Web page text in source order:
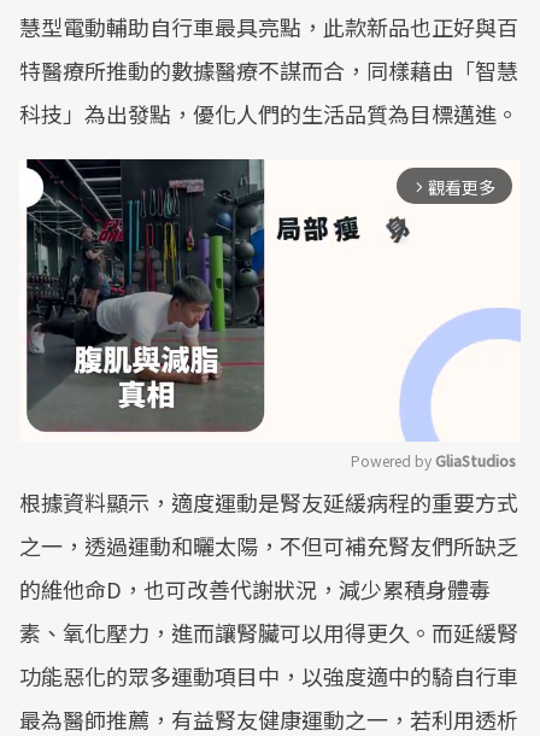
慧型電動輔助自行車最具亮點，此款新品也正好與百
特醫療所推動的數據醫療不謀而合，同樣藉由「智慧
科技」為出發點，優化人們的生活品質為目標邁進。
arrow_forward_ios 觀看更多
Mute
Powered by GliaStudios
根據資料顯示，適度運動是腎友延緩病程的重要方式
之一，透過運動和曬太陽，不但可補充腎友們所缺乏
的維他命D，也可改善代謝狀況，減少累積身體毒
素、氧化壓力，進而讓腎臟可以用得更久。而延緩腎
功能惡化的眾多運動項目中，以強度適中的騎自行車
最為醫師推薦，有益腎友健康運動之一，若利用透析